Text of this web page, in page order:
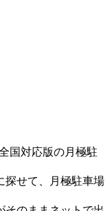
国対応版の月極駐
探せて、月極駐車場